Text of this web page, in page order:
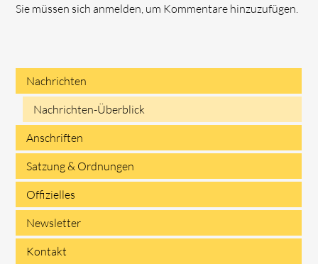
Sie müssen sich anmelden, um Kommentare hinzuzufügen.
Navigation
überspringen
Nachrichten
Nachrichten-Überblick
Anschriften
Satzung & Ordnungen
Offizielles
Newsletter
Kontakt